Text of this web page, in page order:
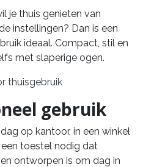
je thuis genieten van
instellingen? Dan is een
ideaal. Compact, stil en
met slaperige ogen.
thuisgebruik
gebruik
op kantoor, in een winkel
toestel nodig dat
ontworpen is om dag in